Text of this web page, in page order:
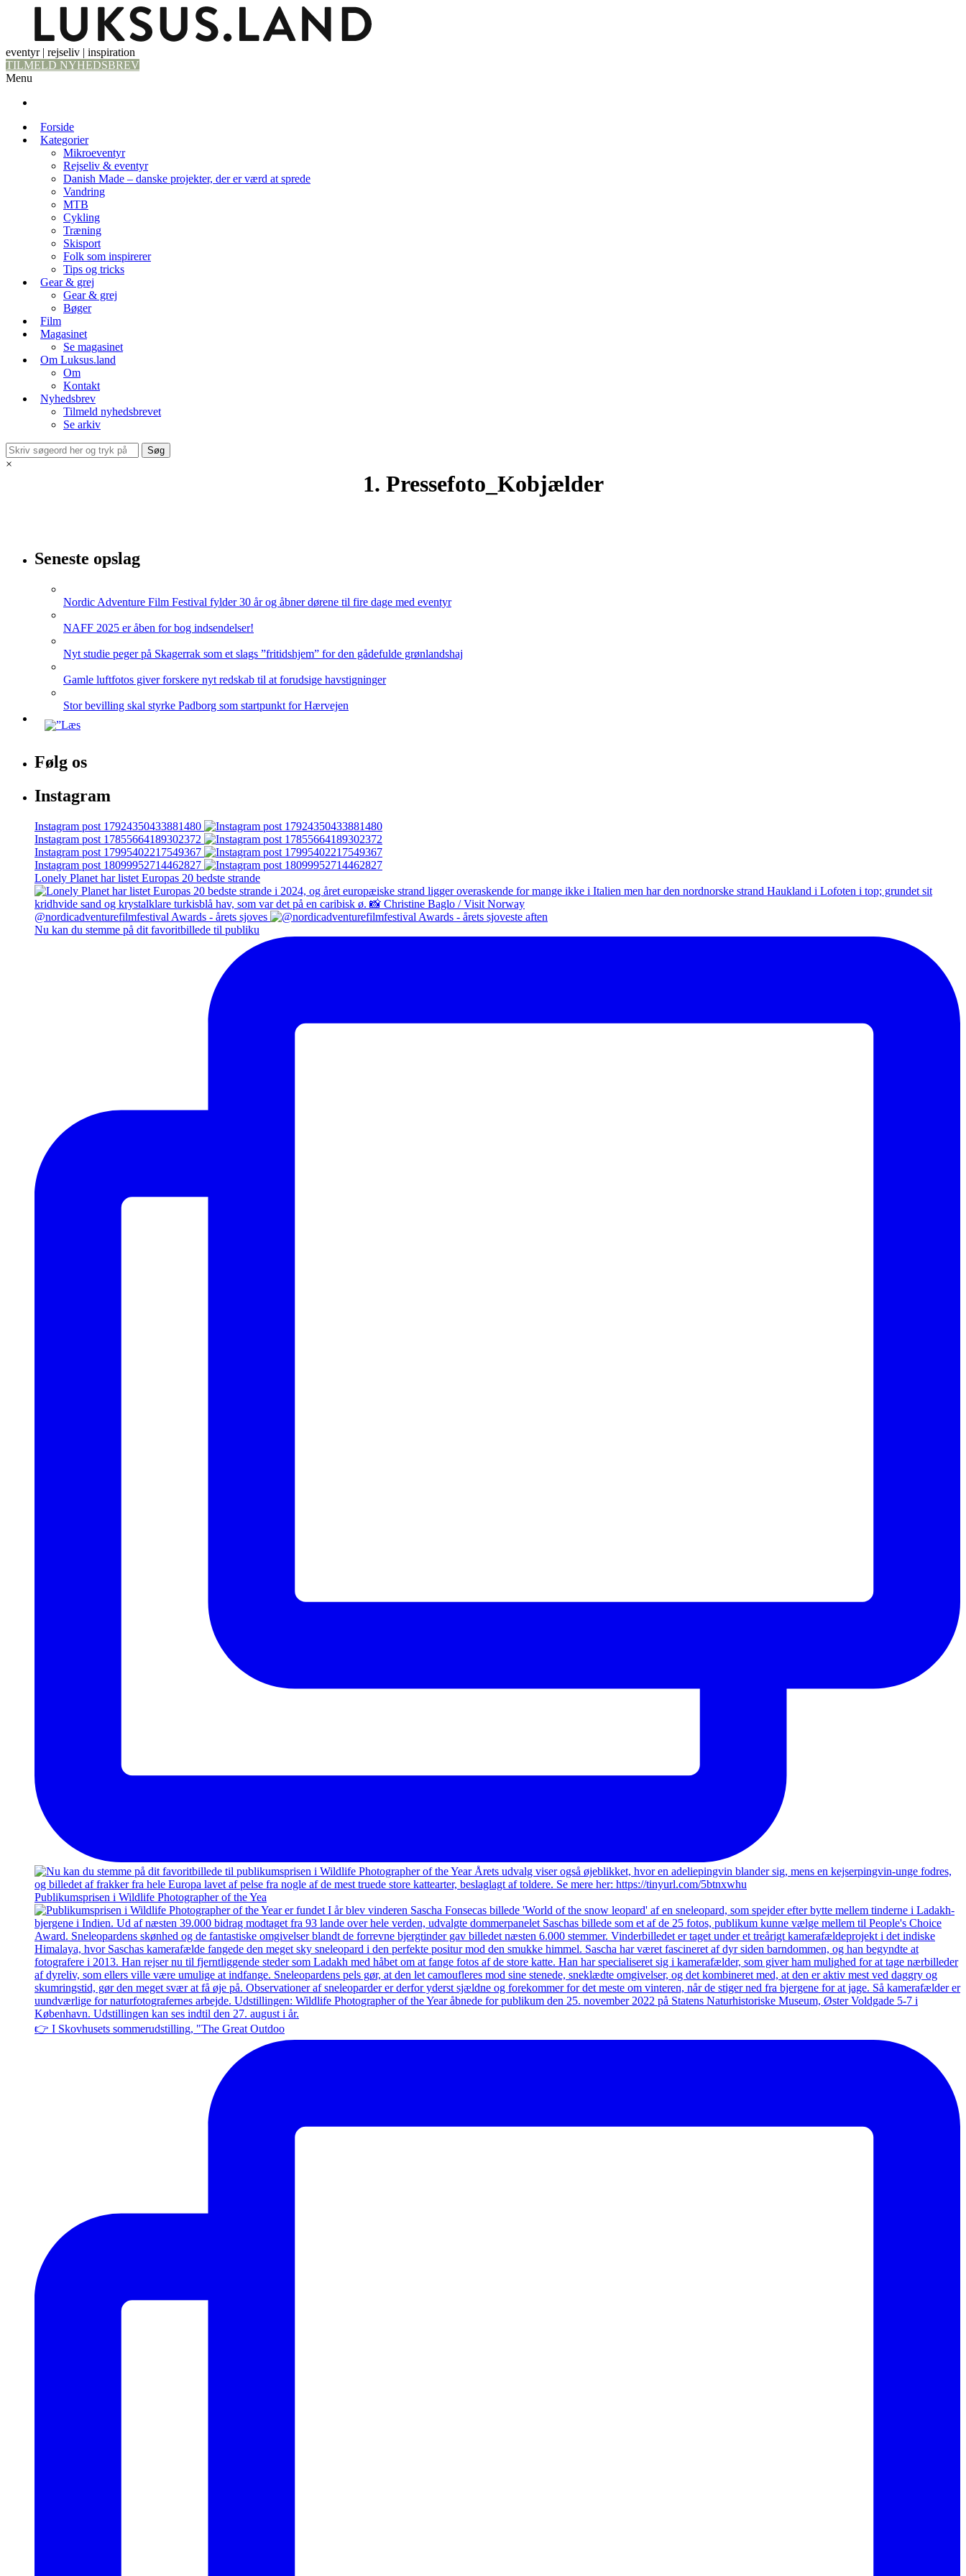
eventyr | rejseliv | inspiration
TILMELD NYHEDSBREV
Menu
Forside
Kategorier
Mikroeventyr
Rejseliv & eventyr
Danish Made – danske projekter, der er værd at sprede
Vandring
MTB
Cykling
Træning
Skisport
Folk som inspirerer
Tips og tricks
Gear & grej
Gear & grej
Bøger
Film
Magasinet
Se magasinet
Om Luksus.land
Om
Kontakt
Nyhedsbrev
Tilmeld nyhedsbrevet
Se arkiv
×
1. Pressefoto_Kobjælder
Seneste opslag
Nordic Adventure Film Festival fylder 30 år og åbner dørene til fire dage med eventyr
NAFF 2025 er åben for bog indsendelser!
Nyt studie peger på Skagerrak som et slags ”fritidshjem” for den gådefulde grønlandshaj
Gamle luftfotos giver forskere nyt redskab til at forudsige havstigninger
Stor bevilling skal styrke Padborg som startpunkt for Hærvejen
Følg os
Instagram
Instagram post 17924350433881480
Instagram post 17855664189302372
Instagram post 17995402217549367
Instagram post 18099952714462827
Lonely Planet har listet Europas 20 bedste strande
@nordicadventurefilmfestival Awards - årets sjoves
Nu kan du stemme på dit favoritbillede til publiku
Publikumsprisen i Wildlife Photographer of the Yea
👉 I Skovhusets sommerudstilling, "The Great Outdoo